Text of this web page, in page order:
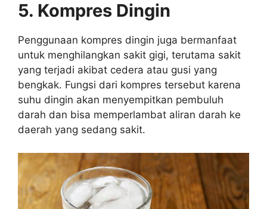
5. Kompres Dingin
Penggunaan kompres dingin juga bermanfaat
untuk menghilangkan sakit gigi, terutama sakit
yang terjadi akibat cedera atau gusi yang
bengkak. Fungsi dari kompres tersebut karena
suhu dingin akan menyempitkan pembuluh
darah dan bisa memperlambat aliran darah ke
daerah yang sedang sakit.